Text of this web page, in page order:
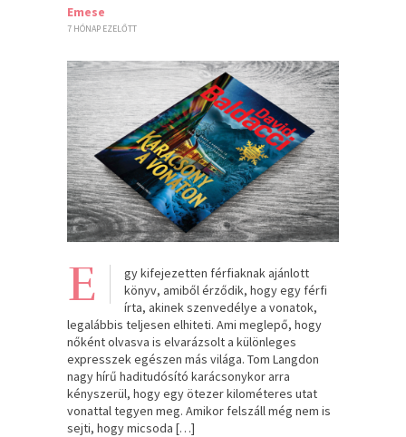
Emese
7 HÓNAP EZELŐTT
E
gy kifejezetten férfiaknak ajánlott
könyv, amiből érződik, hogy egy férfi
írta, akinek szenvedélye a vonatok,
legalábbis teljesen elhiteti. Ami meglepő, hogy
nőként olvasva is elvarázsolt a különleges
expresszek egészen más világa. Tom Langdon
nagy hírű haditudósító karácsonykor arra
kényszerül, hogy egy ötezer kilométeres utat
vonattal tegyen meg. Amikor felszáll még nem is
sejti, hogy micsoda […]